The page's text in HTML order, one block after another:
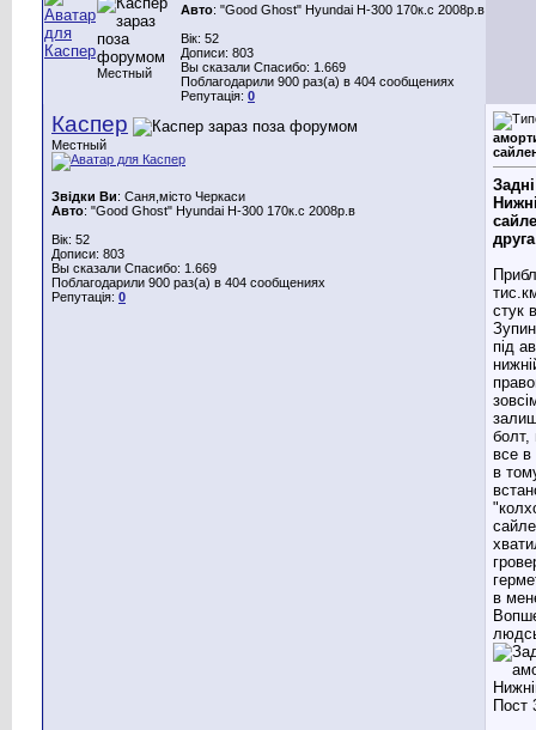
Местный
Авто: "Good Ghost" Hyundai H-300 170к.с 2008р.в
Вік: 52
Дописи: 803
Вы сказали Спасибо: 1.669
Поблагодарили 900 раз(а) в 404 сообщениях
Репутація: 0
Каспер
Местный
Звідки Ви: Саня,місто Черкаси
Авто: "Good Ghost" Hyundai H-300 170к.с 2008р.в
Вік: 52
Дописи: 803
Вы сказали Спасибо: 1.669
Поблагодарили 900 раз(а) в 404 сообщениях
Репутація: 0
друга
стук
під
болт,
все в
в
в